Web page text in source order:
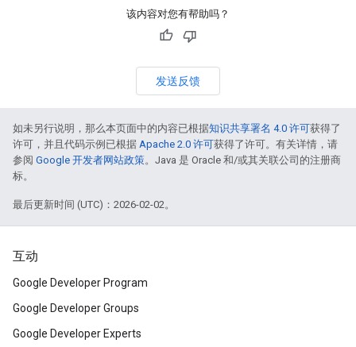
该内容对您有帮助吗？
发送反馈
如未另行说明，那么本页面中的内容已根据知识共享署名 4.0 许可获得了
许可，并且代码示例已根据 Apache 2.0 许可获得了许可。有关详情，请
参阅 Google 开发者网站政策。Java 是 Oracle 和/或其关联公司的注册商
标。
最后更新时间 (UTC)：2026-02-02。
互动
Google Developer Program
Google Developer Groups
Google Developer Experts